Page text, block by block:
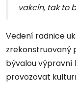
vakcín, tak to
Vedení radnice
zrekonstruovaný
bývalou výpravní
provozovat